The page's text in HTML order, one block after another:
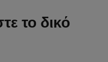
το δικό